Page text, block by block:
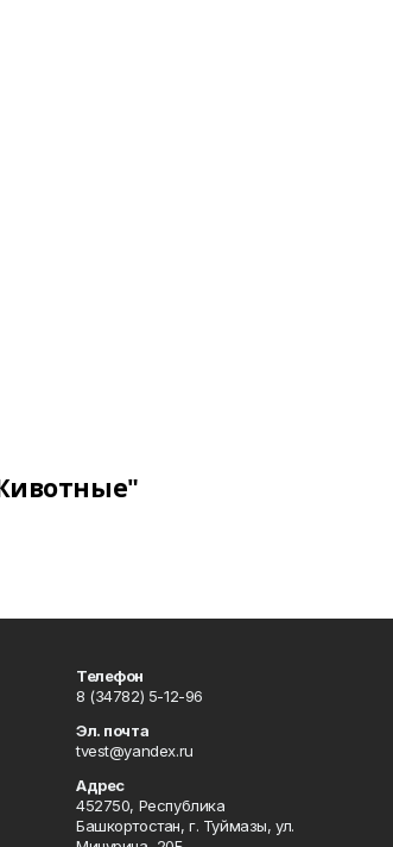
Телефон
8 (34782) 5-12-96
Эл. почта
tvest@yandex.ru
Адрес
452750, Республика
Башкортостан, г. Туймазы, ул.